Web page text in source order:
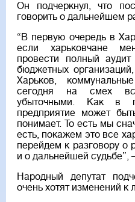
Он подчеркнул, что
говорить о дальнейшем
“В первую очередь в
если харьковчане
провести полный
бюджетных
Харьков,
сегодня на смех
убыточными. Как в
предприятие может
понимает. То есть мы
есть, покажем это все
перейдем к разговору о
и о дальнейшей судьбе”,
Народный депутат
очень хотят изменений